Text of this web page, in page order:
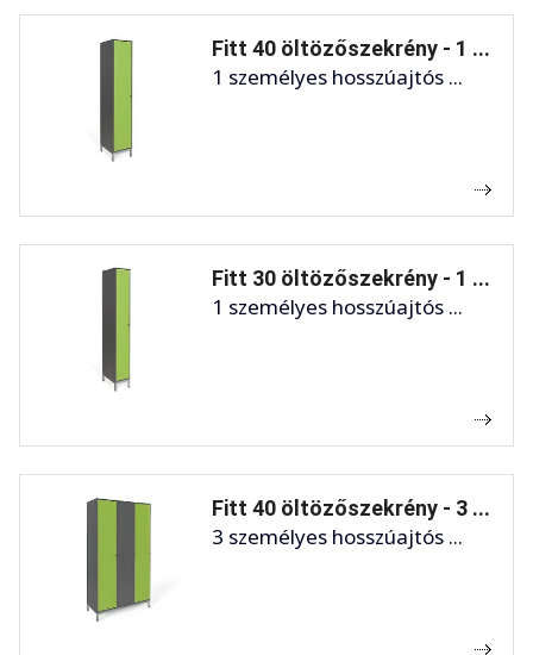
Fitt 40 öltözőszekrény - 1 ...
1 személyes hosszúajtós ...
Fitt 30 öltözőszekrény - 1 ...
1 személyes hosszúajtós ...
Fitt 40 öltözőszekrény - 3 ...
3 személyes hosszúajtós ...